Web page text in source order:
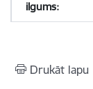
Drukāt lapu